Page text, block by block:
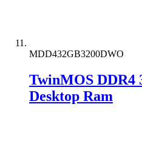
MDD432GB3200DWO
TwinMOS DDR4
Desktop Ram